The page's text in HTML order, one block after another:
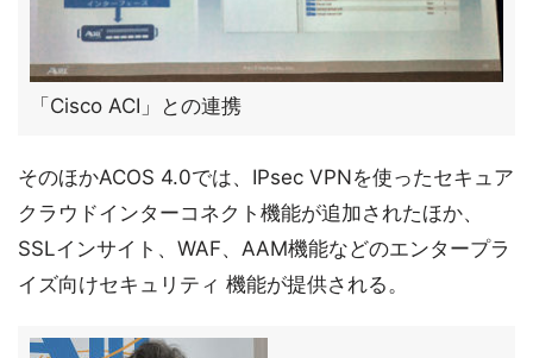
「Cisco ACI」との連携
そのほかACOS 4.0では、IPsec VPNを使ったセキュア
クラウドインターコネクト機能が追加されたほか、
SSLインサイト、WAF、AAM機能などのエンタープラ
イズ向けセキュリティ 機能が提供される。